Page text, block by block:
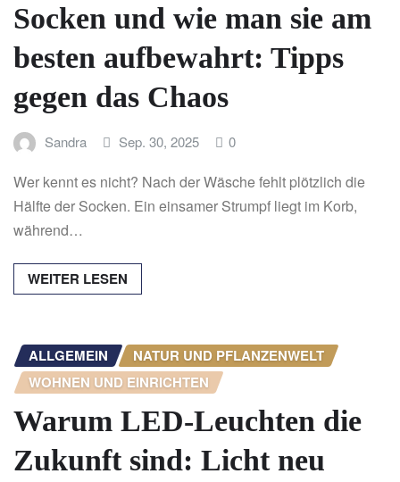
Socken und wie man sie am
besten aufbewahrt: Tipps
gegen das Chaos
Sandra Sep. 30, 2025 0
Wer kennt es nicht? Nach der Wäsche fehlt plötzlich die
Hälfte der Socken. Ein einsamer Strumpf liegt im Korb,
während…
WEITER LESEN
ALLGEMEIN
NATUR UND PFLANZENWELT
WOHNEN UND EINRICHTEN
Warum LED-Leuchten die
Zukunft sind: Licht neu